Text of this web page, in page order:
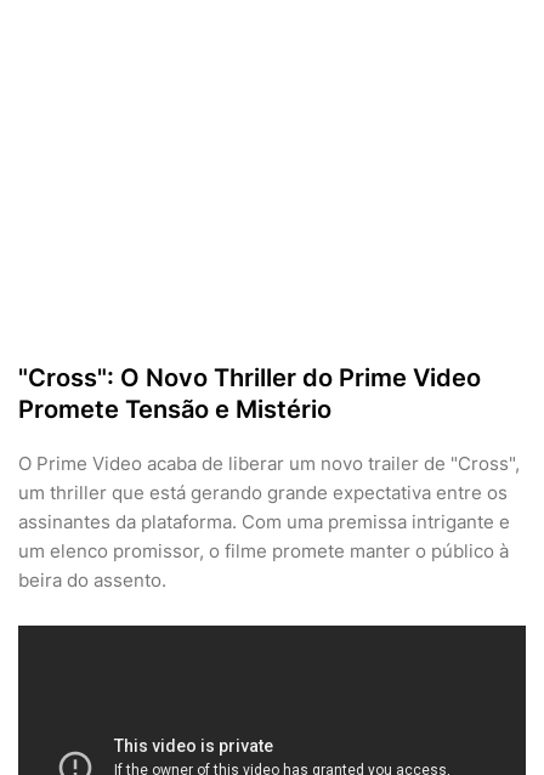
"Cross": O Novo Thriller do Prime Video
Promete Tensão e Mistério
O Prime Video acaba de liberar um novo trailer de "Cross",
um thriller que está gerando grande expectativa entre os
assinantes da plataforma. Com uma premissa intrigante e
um elenco promissor, o filme promete manter o público à
beira do assento.